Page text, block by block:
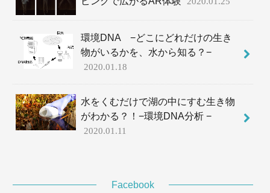
環境DNA −どこにどれだけの生き
物がいるかを、水から知る？−
2020.01.18
水をくむだけで湖の中にすむ生き物
がわかる？！−環境DNA分析 −
2020.01.11
Facebook